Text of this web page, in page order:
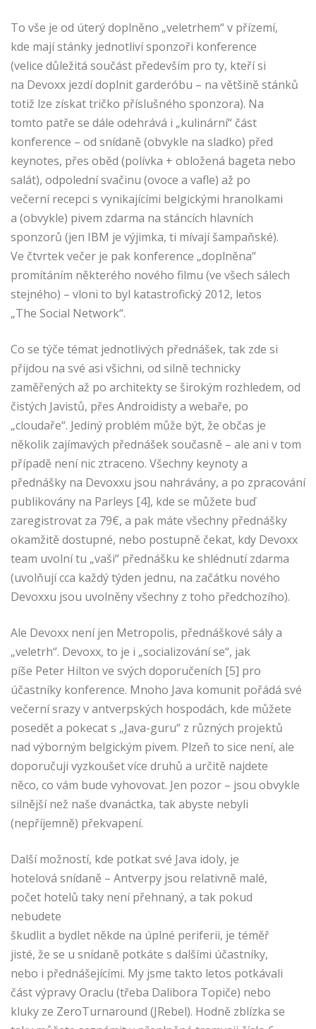
To vše je od úterý doplněno „veletrhem“ v přízemí,
kde mají stánky jednotliví sponzoři konference
(velice důležitá součást především pro ty, kteří si
na Devoxx jezdí doplnit garderóbu – na většině stánků
totiž lze získat tričko příslušného sponzora). Na
tomto patře se dále odehrává i „kulinární“ část
konference – od snídaně (obvykle na sladko) před
keynotes, přes oběd (polívka + obložená bageta nebo
salát), odpolední svačinu (ovoce a vafle) až po
večerní recepci s vynikajícími belgickými hranolkami
a (obvykle) pivem zdarma na stáncích hlavních
sponzorů (jen IBM je výjimka, ti mívají šampaňské).
Ve čtvrtek večer je pak konference „doplněna“
promítáním některého nového filmu (ve všech sálech
stejného) – vloni to byl katastrofický 2012, letos
„The Social Network“.
Co se týče témat jednotlivých přednášek, tak zde si
přijdou na své asi všichni, od silně technicky
zaměřených až po architekty se širokým rozhledem, od
čistých Javistů, přes Androidisty a webaře, po
„cloudaře“. Jediný problém může být, že občas je
několik zajímavých přednášek současně – ale ani v tom
případě není nic ztraceno. Všechny keynoty a
přednášky na Devoxxu jsou nahrávány, a po zpracování
publikovány na Parleys [4], kde se můžete buď
zaregistrovat za 79€, a pak máte všechny přednášky
okamžitě dostupné, nebo postupně čekat, kdy Devoxx
team uvolní tu „vaši“ přednášku ke shlédnutí zdarma
(uvolňují cca každý týden jednu, na začátku nového
Devoxxu jsou uvolněny všechny z toho předchozího).
Ale Devoxx není jen Metropolis, přednáškové sály a
„veletrh“. Devoxx, to je i „socializování se“, jak
píše Peter Hilton ve svých doporučeních [5] pro
účastníky konference. Mnoho Java komunit pořádá své
večerní srazy v antverpských hospodách, kde můžete
posedět a pokecat s „Java-guru“ z různých projektů
nad výborným belgickým pivem. Plzeň to sice není, ale
doporučuji vyzkoušet více druhů a určitě najdete
něco, co vám bude vyhovovat. Jen pozor – jsou obvykle
silnější než naše dvanáctka, tak abyste nebyli
(nepříjemně) překvapení.
Další možností, kde potkat své Java idoly, je
hotelová snídaně – Antverpy jsou relativně malé,
počet hotelů taky není přehnaný, a tak pokud
nebudete
škudlit a bydlet někde na úplné periferii, je téměř
jisté, že se u snídaně potkáte s dalšími účastníky,
nebo i přednášejícími. My jsme takto letos potkávali
část výpravy Oraclu (třeba Dalibora Topiče) nebo
kluky ze ZeroTurnaround (JRebel). Hodně zblízka se